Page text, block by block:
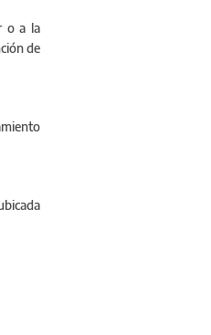
o a la
de